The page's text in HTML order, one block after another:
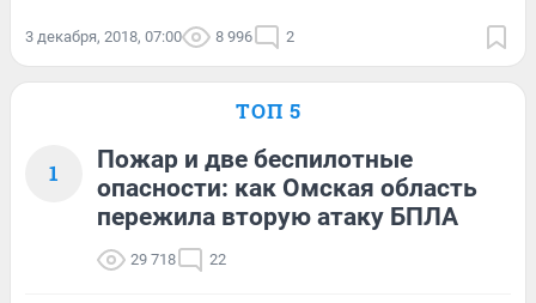
3 декабря, 2018, 07:00 8 996 2
ТОП 5
1
Пожар и две беспилотные
опасности: как Омская область
пережила вторую атаку БПЛА
29 718 22